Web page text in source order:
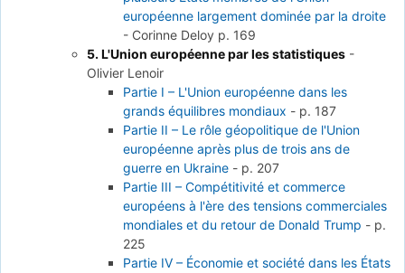
européenne largement dominée par la droite
- Corinne Deloy p. 169
5. L'Union européenne par les statistiques -
Olivier Lenoir
Partie I – L'Union européenne dans les
grands équilibres mondiaux - p. 187
Partie II – Le rôle géopolitique de l'Union
européenne après plus de trois ans de
guerre en Ukraine - p. 207
Partie III – Compétitivité et commerce
européens à l'ère des tensions commerciales
mondiales et du retour de Donald Trump - p.
225
Partie IV – Économie et société dans les États